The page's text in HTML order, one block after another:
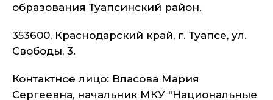
образования Туапсинский район.
353600, Краснодарский край, г. Туапсе, ул.
Свободы, 3.
Контактное лицо: Власова Мария
Сергеевна, начальник МКУ "Национальные